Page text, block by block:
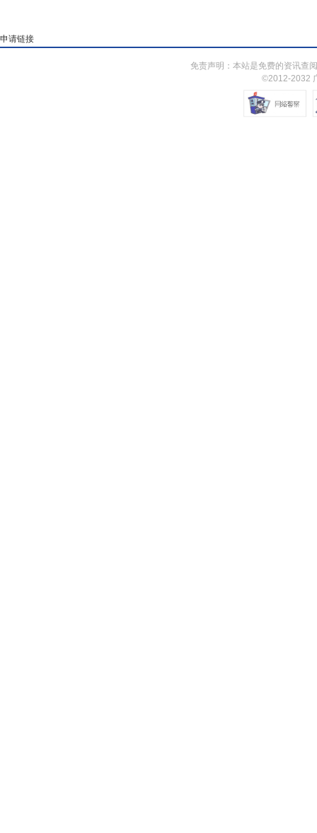
申请链接
免责声明：本站是免费的资讯查
©2012-2032